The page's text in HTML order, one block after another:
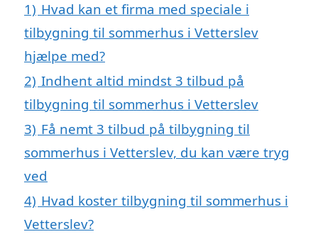
1) Hvad kan et firma med speciale i
tilbygning til sommerhus i Vetterslev
hjælpe med?
2) Indhent altid mindst 3 tilbud på
tilbygning til sommerhus i Vetterslev
3) Få nemt 3 tilbud på tilbygning til
sommerhus i Vetterslev, du kan være tryg
ved
4) Hvad koster tilbygning til sommerhus i
Vetterslev?